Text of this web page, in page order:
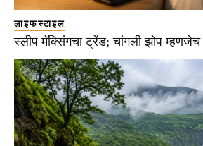
लाइफस्टाइल
स्लीप मॅक्सिंगचा ट्रेंड; चांगली झोप म्हणजेच